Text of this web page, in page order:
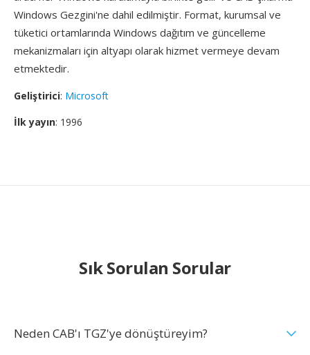
Windows Gezgini'ne dahil edilmiştir. Format, kurumsal ve
tüketici ortamlarında Windows dağıtım ve güncelleme
mekanizmaları için altyapı olarak hizmet vermeye devam
etmektedir.
Geliştirici: Microsoft
İlk yayın: 1996
Sık Sorulan Sorular
Neden CAB'ı TGZ'ye dönüştüreyim?